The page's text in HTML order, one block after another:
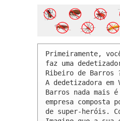
Primeiramente,
faz uma
Ribeiro de Barros
A dedetizadora
Barros nada mais é
empresa composta
de super-heróis.